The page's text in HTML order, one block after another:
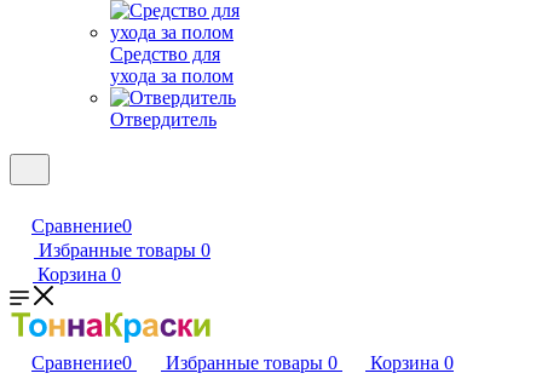
Средство для
ухода за полом
Отвердитель
Сравнение0
Избранные товары 0
Корзина 0
Сравнение0 Избранные товары 0 Корзина 0